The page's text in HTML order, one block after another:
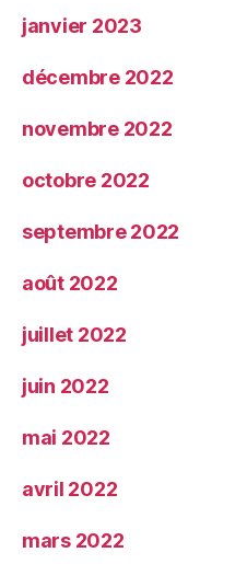
janvier 2023
décembre 2022
novembre 2022
octobre 2022
septembre 2022
août 2022
juillet 2022
juin 2022
mai 2022
avril 2022
mars 2022